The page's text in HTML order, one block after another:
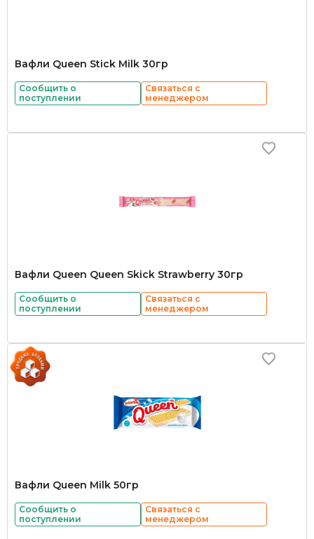
Вафли Queen Stick Milk 30гр
Сообщить о
поступлении
Связаться с
менеджером
Вафли Queen Queen Skick Strawberry 30гр
Сообщить о
поступлении
Связаться с
менеджером
Вафли Queen Milk 50гр
Сообщить о
поступлении
Связаться с
менеджером